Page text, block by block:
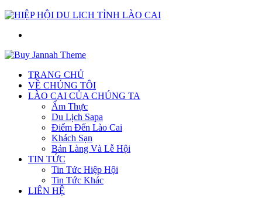
TRANG CHỦ
VỀ CHÚNG TÔI
LÀO CAI CỦA CHÚNG TA
Ẩm Thực
Du Lịch Sapa
Điểm Đến Lào Cai
Khách Sạn
Bản Làng Và Lễ Hội
TIN TỨC
Tin Tức Hiệp Hội
Tin Tức Khác
LIÊN HỆ